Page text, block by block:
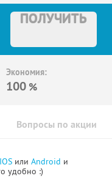
ПОЛУЧИТЬ
Экономия:
100 %
Вопросы по акции
IOS или Android и
удобно :)